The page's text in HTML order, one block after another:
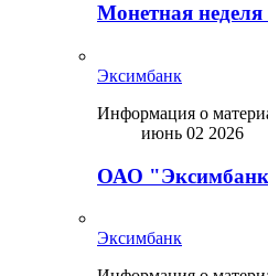
Монетная
Эксимбанк
Информация о
июнь 02 2026
ОАО
Эксимбанк